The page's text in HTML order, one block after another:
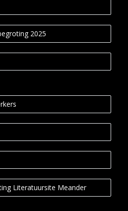
2025
Literatuursite Meander